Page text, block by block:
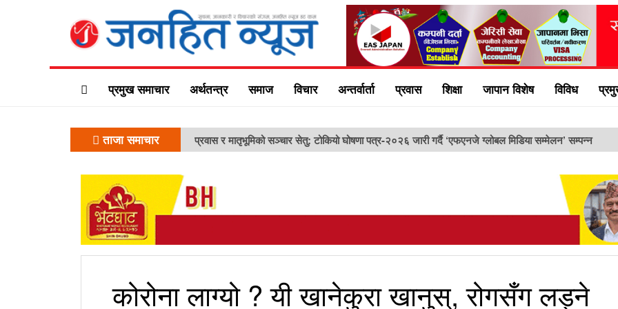
प्रमुख समाचार अर्थतन्त्र समाज विचार अन्तर्वार्ता प्रवास शिक्षा जापान विशेष विविध
ताजा समाचार प्रवास र मातृभूमिको सञ्चार सेतु: टोकियो घोषणा पत्र-२०२६ जारी गर्दै ‘एफएनजे ग्लोबल मिडिया सम्मेलन’ सम्पन्न
कोरोना लाग्यो ? यी खानेकुरा खानुस्, रोगसँग लड्ने